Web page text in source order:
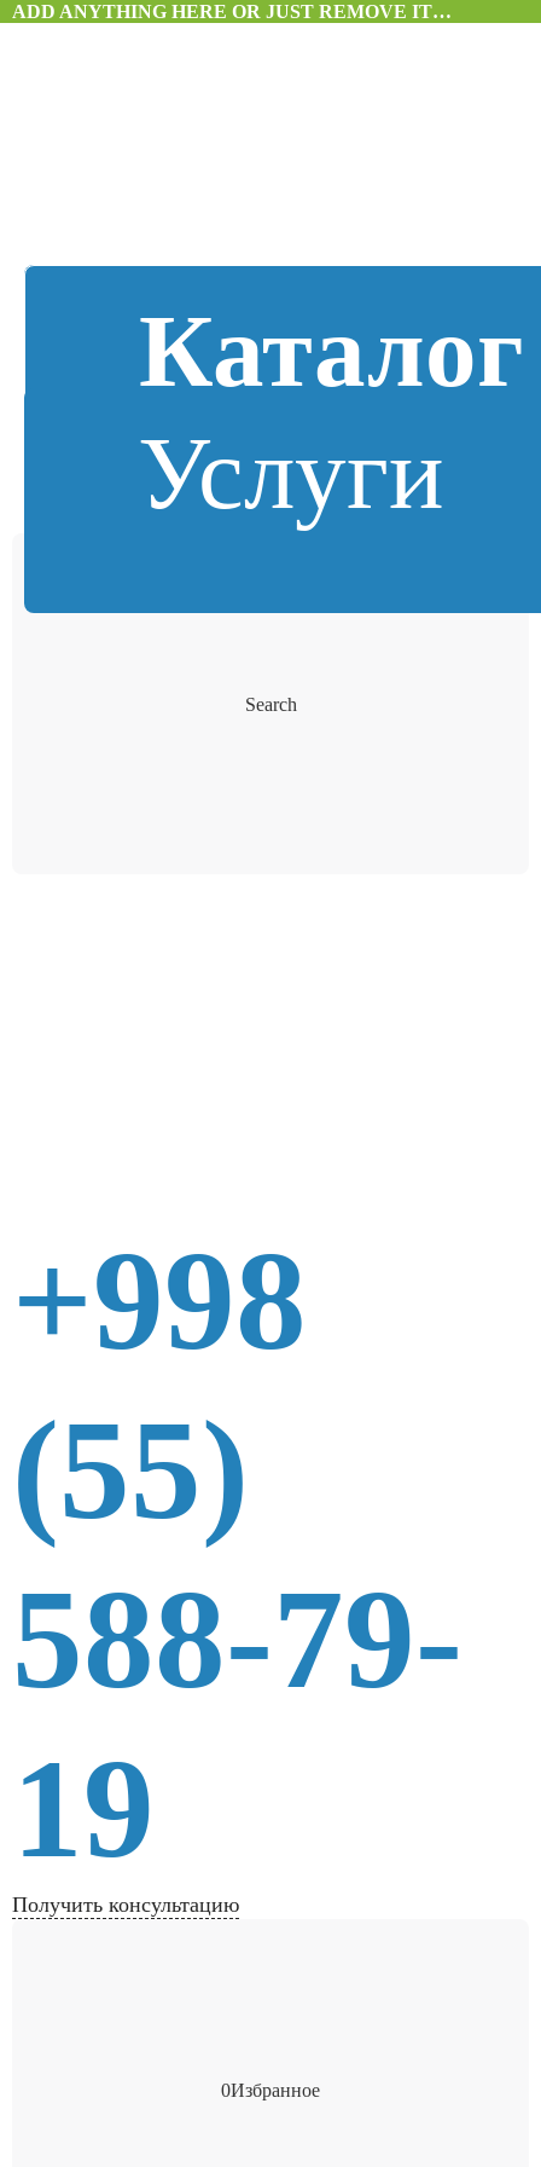
ADD ANYTHING HERE OR JUST REMOVE IT…
Каталог
Услуги
Search
+998
(55)
588-79-
19
Получить консультацию
0Избранное